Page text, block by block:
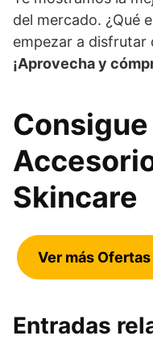
del mercado. ¿Qué
empezar a disfrutar
¡Aprovecha y
Skincare
Ver más
Entradas